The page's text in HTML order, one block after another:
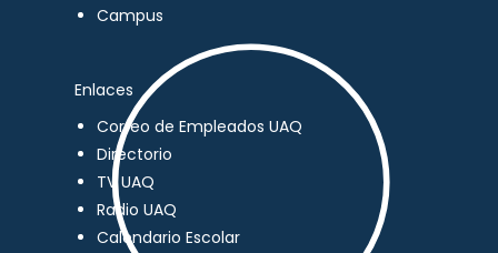
Campus
Enlaces
Correo de Empleados UAQ
Directorio
TV UAQ
Radio UAQ
Calendario Escolar